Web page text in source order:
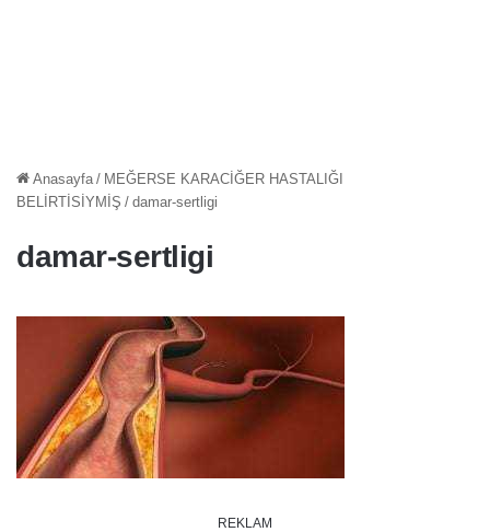
Anasayfa / MEĞERSE KARACİĞER HASTALIĞI
BELİRTİSİYMİŞ / damar-sertligi
damar-sertligi
REKLAM